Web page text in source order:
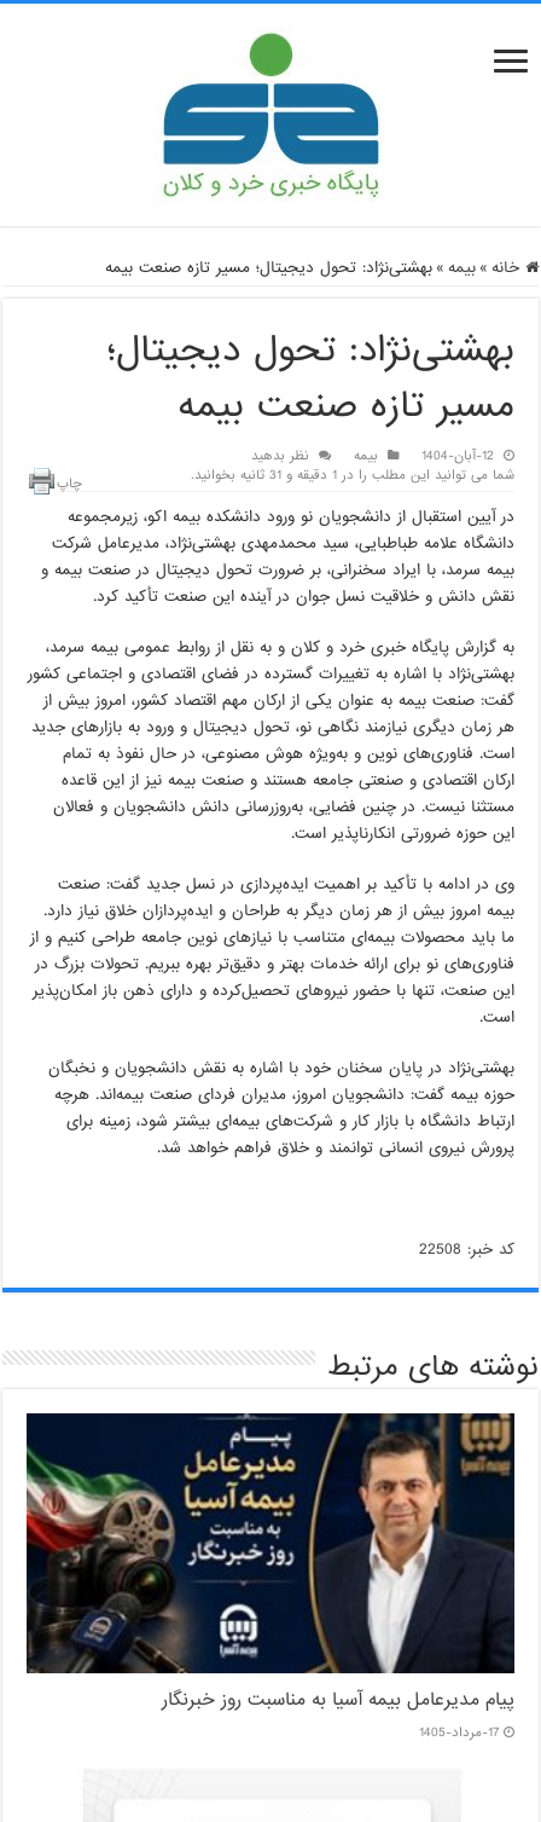
خانه » بیمه » بهشتی‌نژاد: تحول دیجیتال؛ مسیر تازه صنعت بیمه
بهشتی‌نژاد: تحول دیجیتال؛
مسیر تازه صنعت بیمه
12-آبان-1404 بیمه
نظر بدهید
شما می توانید این مطلب را در 1 دقیقه و 31 ثانیه بخوانید.
چاپ
در آیین استقبال از دانشجویان نو ورود دانشکده بیمه اکو، زیرمجموعه
دانشگاه علامه طباطبایی، سید محمدمهدی بهشتی‌نژاد، مدیرعامل شرکت
بیمه سرمد، با ایراد سخنرانی، بر ضرورت تحول دیجیتال در صنعت بیمه و
نقش دانش و خلاقیت نسل جوان در آینده این صنعت تأکید کرد.
به گزارش پایگاه خبری خرد و کلان و به نقل از روابط عمومی بیمه سرمد،
بهشتی‌نژاد با اشاره به تغییرات گسترده در فضای اقتصادی و اجتماعی کشور
گفت: صنعت بیمه به عنوان یکی از ارکان مهم اقتصاد کشور، امروز بیش از
هر زمان دیگری نیازمند نگاهی نو، تحول دیجیتال و ورود به بازارهای جدید
است. فناوری‌های نوین و به‌ویژه هوش مصنوعی، در حال نفوذ به تمام
ارکان اقتصادی و صنعتی جامعه هستند و صنعت بیمه نیز از این قاعده
مستثنا نیست. در چنین فضایی، به‌روزرسانی دانش دانشجویان و فعالان
این حوزه ضرورتی انکارناپذیر است.
وی در ادامه با تأکید بر اهمیت ایده‌پردازی در نسل جدید گفت: صنعت
بیمه امروز بیش از هر زمان دیگر به طراحان و ایده‌پردازان خلاق نیاز دارد.
ما باید محصولات بیمه‌ای متناسب با نیازهای نوین جامعه طراحی کنیم و از
فناوری‌های نو برای ارائه خدمات بهتر و دقیق‌تر بهره ببریم. تحولات بزرگ در
این صنعت، تنها با حضور نیروهای تحصیل‌کرده و دارای ذهن باز امکان‌پذیر
است.
بهشتی‌نژاد در پایان سخنان خود با اشاره به نقش دانشجویان و نخبگان
حوزه بیمه گفت: دانشجویان امروز، مدیران فردای صنعت بیمه‌اند. هرچه
ارتباط دانشگاه با بازار کار و شرکت‌های بیمه‌ای بیشتر شود، زمینه برای
پرورش نیروی انسانی توانمند و خلاق‌ فراهم خواهد شد.
کد خبر: 22508
نوشته های مرتبط
پیام مدیرعامل بیمه آسیا به مناسبت روز خبرنگار
17-مرداد-1405